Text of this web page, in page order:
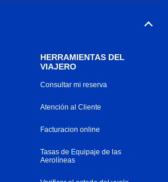
HERRAMIENTAS DEL
VIAJERO
Consultar mi reserva
Atención al Cliente
Facturacion online
Tasas de Equipaje de las
Aerolíneas